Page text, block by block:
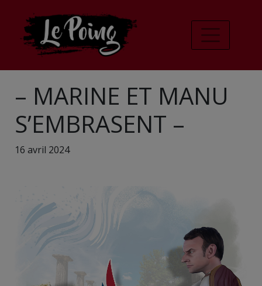
– MARINE ET MANU
S’EMBRASENT –
16 avril 2024